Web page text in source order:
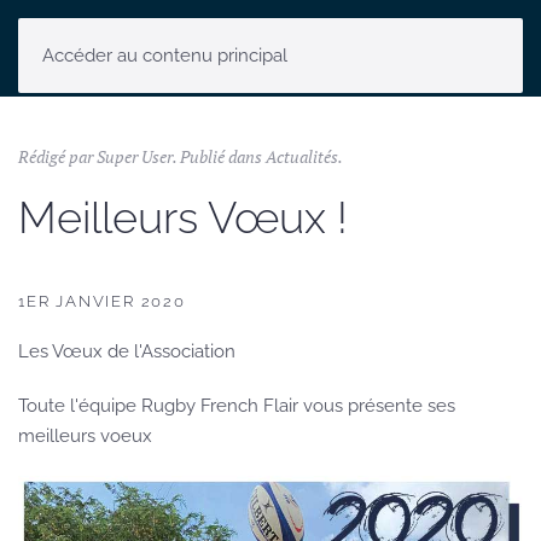
Accéder au contenu principal
Rédigé par Super User. Publié dansActualités.
Meilleurs Vœux !
1ER JANVIER 2020
Les Vœux de l'Association
Toute l'équipe Rugby French Flair vous présente ses
meilleurs voeux